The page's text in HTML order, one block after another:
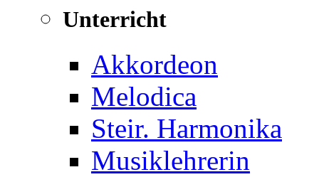
Unterricht
Akkordeon
Melodica
Steir. Harmonika
Musiklehrerin